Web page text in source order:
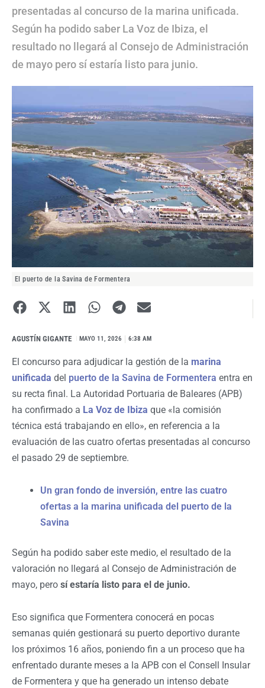
presentadas al concurso de la marina unificada.
Según ha podido saber La Voz de Ibiza, el
resultado no llegará al Consejo de Administración
de mayo pero sí estaría listo para junio.
El puerto de la Savina de Formentera
AGUSTÍN GIGANTE MAYO 11, 2026 6:38 AM
El concurso para adjudicar la gestión de la marina
unificada del puerto de la Savina de Formentera entra en
su recta final. La Autoridad Portuaria de Baleares (APB)
ha confirmado a La Voz de Ibiza que «la comisión
técnica está trabajando en ello», en referencia a la
evaluación de las cuatro ofertas presentadas al concurso
el pasado 29 de septiembre.
Un gran fondo de inversión, entre las cuatro
ofertas a la marina unificada del puerto de la
Savina
Según ha podido saber este medio, el resultado de la
valoración no llegará al Consejo de Administración de
mayo, pero sí estaría listo para el de junio.
Eso significa que Formentera conocerá en pocas
semanas quién gestionará su puerto deportivo durante
los próximos 16 años, poniendo fin a un proceso que ha
enfrentado durante meses a la APB con el Consell Insular
de Formentera y que ha generado un intenso debate